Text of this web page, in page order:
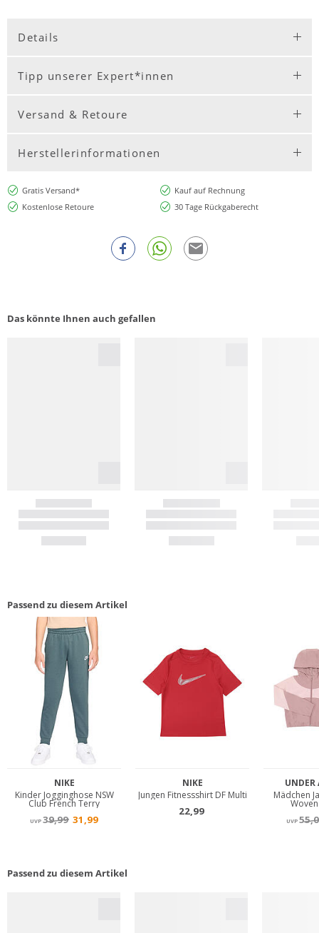
Details
Tipp unserer Expert*innen
Versand & Retoure
Herstellerinformationen
Gratis Versand*
Kauf auf Rechnung
Kostenlose Retoure
30 Tage Rückgaberecht
Das könnte Ihnen auch gefallen
Passend zu diesem Artikel
Passend zu diesem Artikel